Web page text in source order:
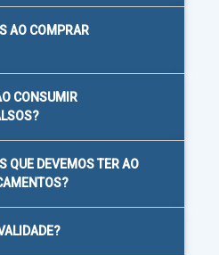
AO COMPRAR
CONSUMIR
QUE DEVEMOS TER AO